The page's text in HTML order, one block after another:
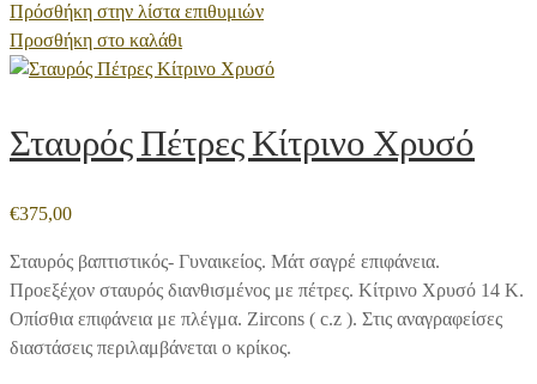
Πρόσθήκη στην λίστα επιθυμιών
Προσθήκη στο καλάθι
Σταυρός Πέτρες Κίτρινο Χρυσό
€375,00
Σταυρός βαπτιστικός- Γυναικείος. Μάτ σαγρέ επιφάνεια.
Προεξέχον σταυρός διανθισμένος με πέτρες. Κίτρινο Χρυσό 14 Κ.
Οπίσθια επιφάνεια με πλέγμα. Zircons ( c.z ). Στις αναγραφείσες
διαστάσεις περιλαμβάνεται ο κρίκος.